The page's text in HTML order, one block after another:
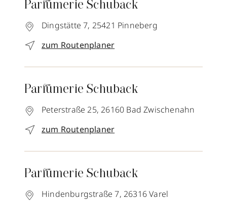
Parfümerie Schuback
Dingstätte 7, 25421 Pinneberg
zum Routenplaner
Parfümerie Schuback
Peterstraße 25, 26160 Bad Zwischenahn
zum Routenplaner
Parfümerie Schuback
Hindenburgstraße 7, 26316Varel